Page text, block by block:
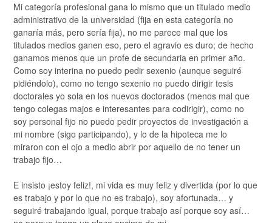
Mi categoría profesional gana lo mismo que un titulado medio
administrativo de la universidad (fija en esta categoría no
ganaría más, pero sería fija), no me parece mal que los
titulados medios ganen eso, pero el agravio es duro; de hecho
ganamos menos que un profe de secundaria en primer año.
Como soy interina no puedo pedir sexenio (aunque seguiré
pidiéndolo), como no tengo sexenio no puedo dirigir tesis
doctorales yo sola en los nuevos doctorados (menos mal que
tengo colegas majos e interesantes para codirigir), como no
soy personal fijo no puedo pedir proyectos de investigación a
mi nombre (sigo participando), y lo de la hipoteca me lo
miraron con el ojo a medio abrir por aquello de no tener un
trabajo fijo…
E insisto ¡estoy feliz!, mi vida es muy feliz y divertida (por lo que
es trabajo y por lo que no es trabajo), soy afortunada… y
seguiré trabajando igual, porque trabajo así porque soy así…